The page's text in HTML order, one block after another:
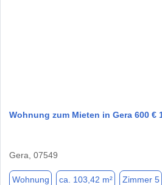
Wohnung zum Mieten in Gera 600 €
Gera, 07549
Wohnung ca. 103,42 m² Zimmer 5